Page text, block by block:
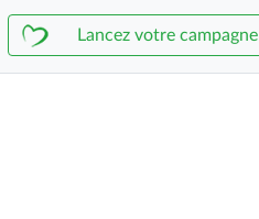
Lancez votre campagne